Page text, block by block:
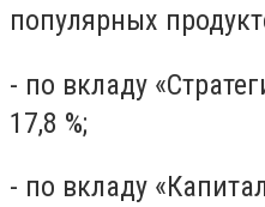
популярных
- по вкладу
17,8 %;
- по вкладу